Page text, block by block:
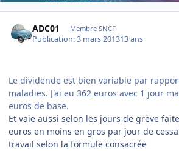
ADC01 Membre SNCF
Publication:3 mars 201313 ans
Le dividende est bien variable par
maladies. J'ai eu 362 euros avec 1 jour
euros de base.
Et vaie aussi selon les jours de grève
euros en moins en gros par jour de
travail selon la formule consacrée